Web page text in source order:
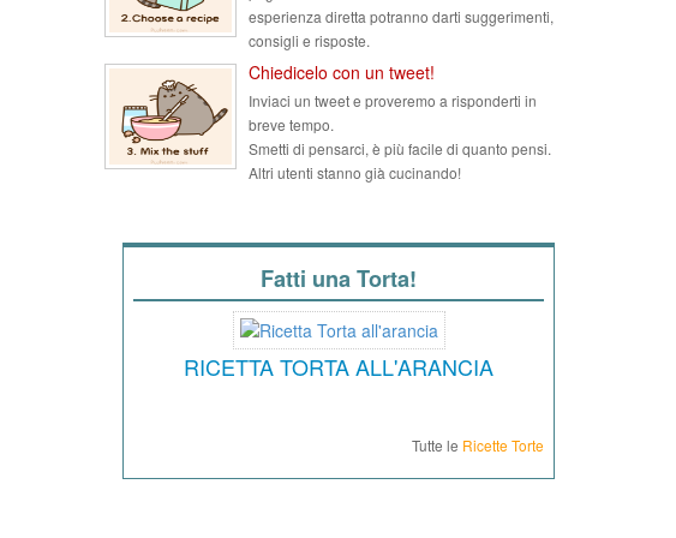
esperienza diretta potranno darti suggerimenti,
consigli e risposte.
Chiedicelo con un tweet!
Inviaci un tweet e proveremo a risponderti in
breve tempo.
Smetti di pensarci, è più facile di quanto pensi.
Altri utenti stanno già cucinando!
Fatti una Torta!
RICETTA TORTA ALL'ARANCIA
Tutte le Ricette Torte